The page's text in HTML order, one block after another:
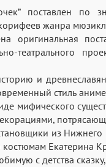
поставлен по
жанра
оригинальная
театрального
и
стиль
мифического
из
Екатерина
с детства